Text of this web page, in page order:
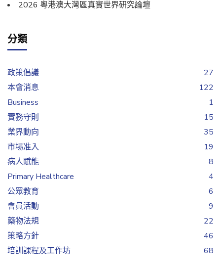
2026 粵港澳大灣區真實世界研究論壇
分類
政策倡議
27
本會消息
122
Business
1
實務守則
15
業界動向
35
市場准入
19
病人賦能
8
Primary Healthcare
4
公眾教育
6
會員活動
9
藥物法規
22
策略方針
46
培訓課程及工作坊
68